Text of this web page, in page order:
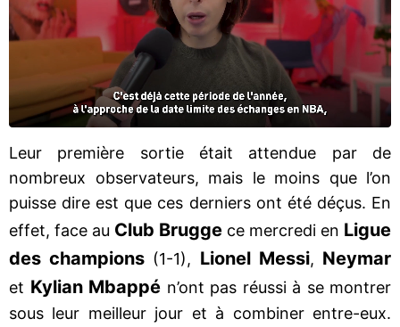
Leur première sortie était attendue par de
nombreux observateurs, mais le moins que l’on
puisse dire est que ces derniers ont été déçus. En
effet, face au Club Brugge ce mercredi en Ligue
des champions (1-1), Lionel Messi, Neymar
et Kylian Mbappé n’ont pas réussi à se montrer
sous leur meilleur jour et à combiner entre-eux.